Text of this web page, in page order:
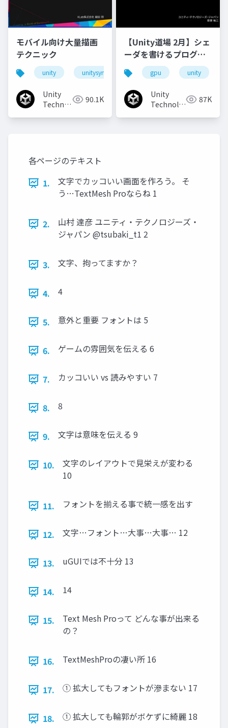
モバイル向け大量描画
テクニック
unity unitysync
Unity
Technologies90.1K
【Unity道場 2月】シェ
ーダを書けるプログラ
マになろう
gpu unity
Unity
Technologies 87K
各ページのテキスト
1.
文字でカッコいい画面を作ろう。 そ
う…TextMesh Proならね 1
2.
山村 達彦 ユニティ・テクノロジーズ・
ジャパン @tsubaki_t1 2
3. 文字、拘ってますか？
4. 4
5. 意外と重要 フォントは 5
6. ゲームの雰囲気を伝える 6
7. カッコいい vs 読みやすい 7
8. 8
9. 文字は意味を伝える 9
10.
文字のレイアウトで見栄えが変わる
10
11. フォントを揃える事で統一感を出す
12. 文字…フォント…大事…大事… 12
13. uGUIでは不十分 13
14. 14
15.
Text Mesh Proって どんな事が出来る
の？
16. TextMeshProの凄い所 16
17. ① 拡大してもフォントが滲まない 17
18. ① 拡大しても輪郭がボケずに綺麗 18